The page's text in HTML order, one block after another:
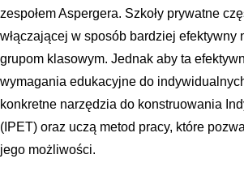
zespołem Aspergera. Szkoły prywatne
włączającej w sposób bardziej
grupom klasowym. Jednak aby ta
wymagania edukacyjne do
konkretne narzędzia do konstruowania
(IPET) oraz uczą metod pracy, które
jego możliwości.